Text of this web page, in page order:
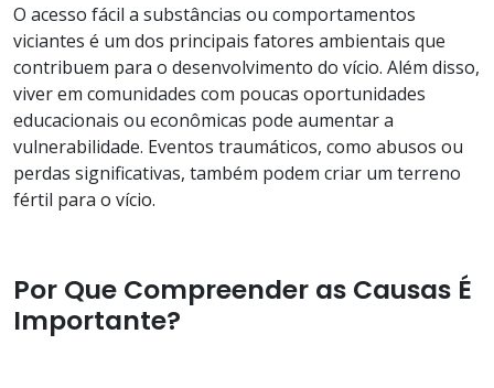
O acesso fácil a substâncias ou comportamentos
viciantes é um dos principais fatores ambientais que
contribuem para o desenvolvimento do vício. Além disso,
viver em comunidades com poucas oportunidades
educacionais ou econômicas pode aumentar a
vulnerabilidade. Eventos traumáticos, como abusos ou
perdas significativas, também podem criar um terreno
fértil para o vício.
Por Que Compreender as Causas É
Importante?